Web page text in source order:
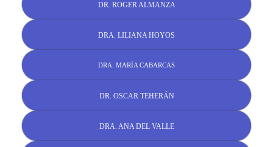
DR. ROGER ALMANZA
DRA. LILIANA HOYOS
DRA. MARÍA CABARCAS
DR. OSCAR TEHERÁN
DRA. ANA DEL VALLE